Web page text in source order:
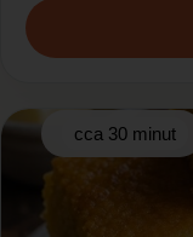
cca 30 minut